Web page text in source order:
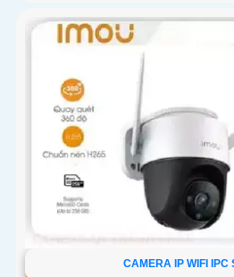
CAMERA IP WIFI IPC